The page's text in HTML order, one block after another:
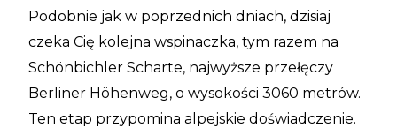
Podobnie jak w poprzednich dniach, dzisiaj
czeka Cię kolejna wspinaczka, tym razem na
Schönbichler Scharte, najwyższe przełęczy
Berliner Höhenweg, o wysokości 3060 metrów.
Ten etap przypomina alpejskie doświadczenie.